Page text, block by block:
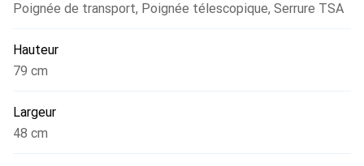
Poignée de transport, Poignée télescopique, Serrure TSA
Hauteur
79 cm
Largeur
48 cm